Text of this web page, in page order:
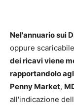
Nel'annuario sui
oppure
dei ricavi viene
rapportandolo
Penny Market,
all'indicazione